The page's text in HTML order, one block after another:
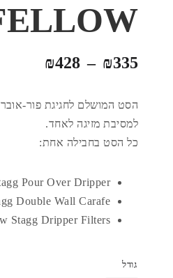
₪335
–
₪428
הסט המושלם לחגיגת פור-
למסיבת מזיגה לאחד.
כל הסט בחבילה אחת:
Pour Over Dripper
Double Wall Carafe
Stagg Dripper Filters
גודל